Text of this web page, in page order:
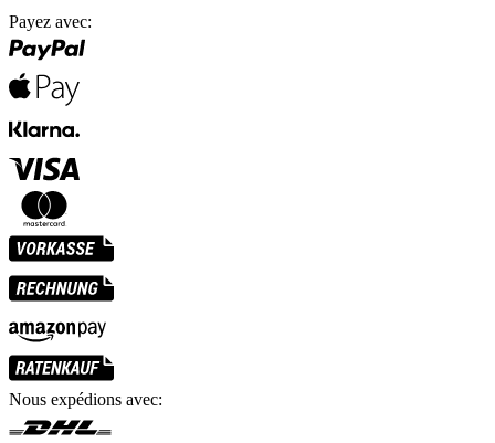
Payez avec:
Nous expédions avec: